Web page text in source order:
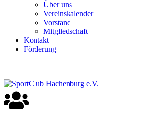
Über uns
Ver­einska­len­der
Vor­stand
Mit­glied­schaft
Kon­takt
För­de­rung